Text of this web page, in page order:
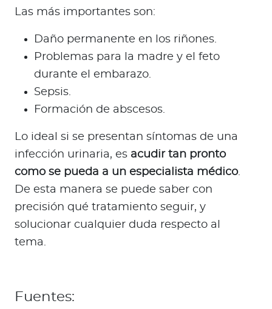
Las más importantes son:
Daño permanente en los riñones.
Problemas para la madre y el feto
durante el embarazo.
Sepsis.
Formación de abscesos.
Lo ideal si se presentan síntomas de una
infección urinaria, es acudir tan pronto
como se pueda a un especialista médico.
De esta manera se puede saber con
precisión qué tratamiento seguir, y
solucionar cualquier duda respecto al
tema.
Fuentes: